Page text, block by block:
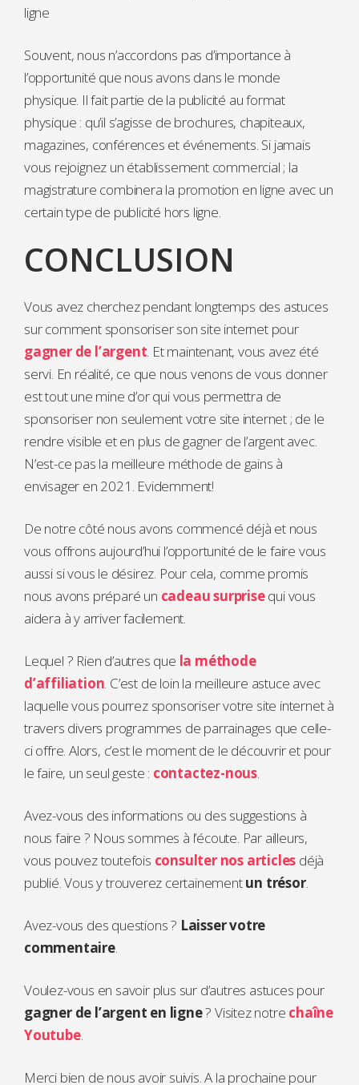
ligne
Souvent, nous n’accordons pas d’importance à
l’opportunité que nous avons dans le monde
physique. Il fait partie de la publicité au format
physique : qu’il s’agisse de brochures, chapiteaux,
magazines, conférences et événements. Si jamais
vous rejoignez un établissement commercial ; la
magistrature combinera la promotion en ligne avec un
certain type de publicité hors ligne.
CONCLUSION
Vous avez cherchez pendant longtemps des astuces
sur comment sponsoriser son site internet pour
gagner de l’argent. Et maintenant, vous avez été
servi. En réalité, ce que nous venons de vous donner
est tout une mine d’or qui vous permettra de
sponsoriser non seulement votre site internet ; de le
rendre visible et en plus de gagner de l’argent avec.
N’est-ce pas la meilleure méthode de gains à
envisager en 2021. Evidemment!
De notre côté nous avons commencé déjà et nous
vous offrons aujourd’hui l’opportunité de le faire vous
aussi si vous le désirez. Pour cela, comme promis
nous avons préparé un cadeau surprisequi vous
aidera à y arriver facilement.
Lequel ? Rien d’autres que la méthode
d’affiliation. C’est de loin la meilleure astuce avec
laquelle vous pourrez sponsoriser votre site internet à
travers divers programmes de parrainages que celle-
ci offre. Alors, c’est le moment de le découvrir et pour
le faire, un seul geste : contactez-nous.
Avez-vous des informations ou des suggestions à
nous faire ? Nous sommes à l’écoute. Par ailleurs,
vous pouvez toutefois consulter nos articles déjà
publié. Vous y trouverez certainementun trésor.
Avez-vous des questions ? Laisser votre
commentaire.
Voulez-vous en savoir plus sur d’autres astuces pour
gagner de l’argent en ligne? Visitez notre chaîne
Youtube.
Merci bien de nous avoir suivis. A la prochaine pour